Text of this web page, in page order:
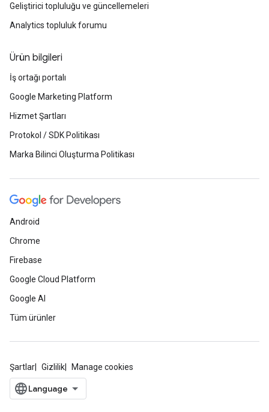
Geliştirici topluluğu ve güncellemeleri
Analytics topluluk forumu
Ürün bilgileri
İş ortağı portalı
Google Marketing Platform
Hizmet Şartları
Protokol / SDK Politikası
Marka Bilinci Oluşturma Politikası
Android
Chrome
Firebase
Google Cloud Platform
Google AI
Tüm ürünler
Şartlar Gizlilik Manage cookies